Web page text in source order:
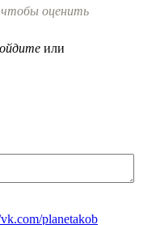
чтобы оценить
или
planetakob